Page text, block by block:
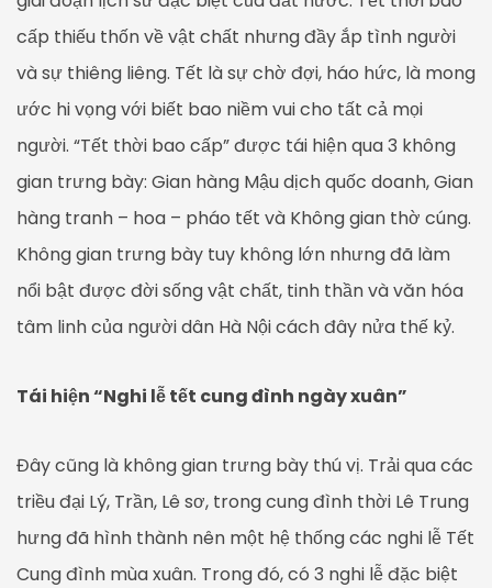
cấp thiếu thốn về vật chất nhưng đầy ắp tình người
và sự thiêng liêng. Tết là sự chờ đợi, háo hức, là mong
ước hi vọng với biết bao niềm vui cho tất cả mọi
người. “Tết thời bao cấp” được tái hiện qua 3 không
gian trưng bày: Gian hàng Mậu dịch quốc doanh, Gian
hàng tranh – hoa – pháo tết và Không gian thờ cúng.
Không gian trưng bày tuy không lớn nhưng đã làm
nổi bật được đời sống vật chất, tinh thần và văn hóa
tâm linh của người dân Hà Nội cách đây nửa thế kỷ.
Tái hiện “Nghi lễ tết cung đình ngày xuân”
Đây cũng là không gian trưng bày thú vị. Trải qua các
triều đại Lý, Trần, Lê sơ, trong cung đình thời Lê Trung
hưng đã hình thành nên một hệ thống các nghi lễ Tết
Cung đình mùa xuân. Trong đó, có 3 nghi lễ đặc biệt